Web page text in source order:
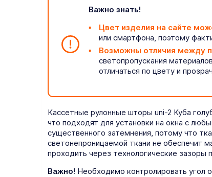
Важно знать!
Цвет изделия на сайте
или смартфона, поэтому
Возможны отличия между
светопропускания
отличаться по цвету и
Кассетные рулонные шторы uni-2 Куба
что подходят для установки на окна с
существенного затемнения, потому что
светонепроницаемой ткани не обеспечит
проходить через технологические зазоры
Важно! Необходимо контролировать угол